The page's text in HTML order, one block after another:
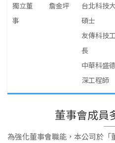
獨立董
事
詹金坪
台北科技
碩士
友傳科技
長
中華科盛
深工程師
董事會成員
為強化董事會職能，本公司於「